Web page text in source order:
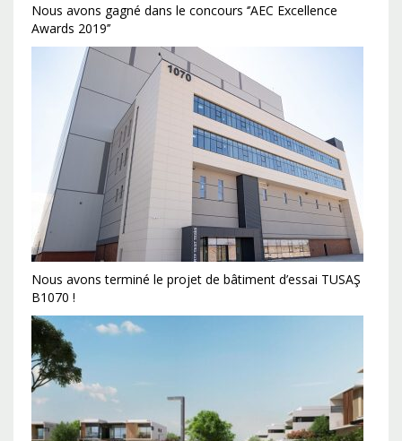
Nous avons gagné dans le concours ‘’AEC Excellence
Awards 2019’’
Nous avons terminé le projet de bâtiment d’essai TUSAŞ
B1070 !